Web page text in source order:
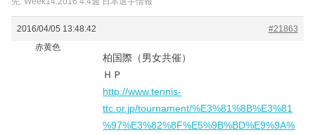
2016/04/05 13:48:42
#21863
赤黄色
柏国際（男女共催）
ＨＰ
http://www.tennis-
ttc.or.jp/tournament/%E3%81%8B%E3%81
%97%E3%82%8F%E5%9B%BD%E9%9A%